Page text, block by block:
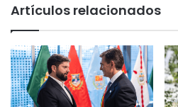
Artículos relacionados